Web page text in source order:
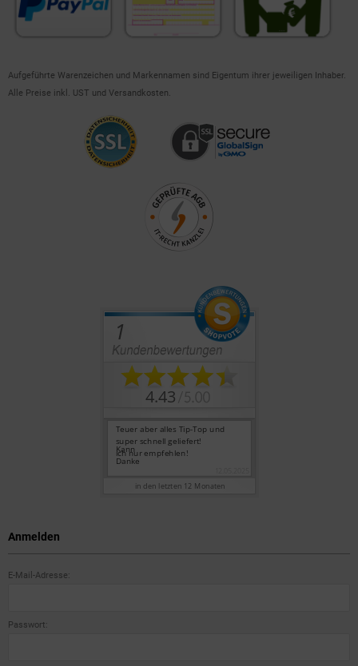
Aufgeführte Warenzeichen und Markennamen sind Eigentum ihrer jeweiligen Inhaber.
Alle Preise inkl. UST und Versandkosten.
Anmelden
E-Mail-Adresse:
Passwort: